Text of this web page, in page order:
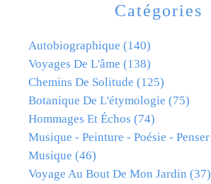
Catégories
Autobiographique (140)
Voyages De L'âme (138)
Chemins De Solitude (125)
Botanique De L'étymologie (75)
Hommages Et Échos (74)
Musique - Peinture - Poésie - Penser
Musique (46)
Voyage Au Bout De Mon Jardin (37)